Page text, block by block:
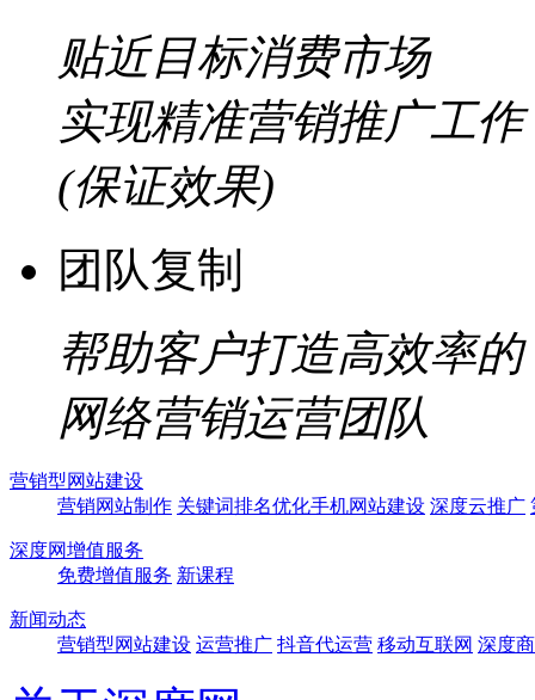
贴近目标消费市场
实现精准营销推广工作
(保证效果)
团队复制
帮助客户打造高效率的
网络营销运营团队
营销型网站建设
营销网站制作 关键词排名优化手机网站建设 深度云推广
深度网增值服务
免费增值服务 新课程
新闻动态
营销型网站建设 运营推广 抖音代运营 移动互联网 深度